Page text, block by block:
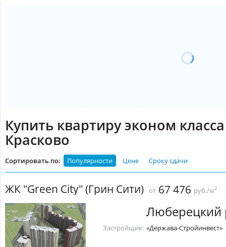
Купить квартиру эконом
Красково
Сортировать по: Популярности Цене Сроку сдачи
ЖК "Green City" (Грин Сити) от 67 476 руб./м2
Люберецкий
Застройщик: «Держава-Стройинвест»